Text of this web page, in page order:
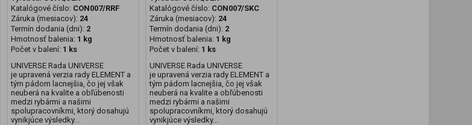
Katalógové číslo: CON007/RRF
Záruka (mesiacov): 24
Termín dodania (dni): 2
Hmotnosť balenia: 1 kg
Počet v balení: 1 ks
UNIVERSE Rada UNIVERSE
je upravená verzia rady ELEMENT a
tým pádom lacnejšia, čo jej však
neuberá na kvalite a obľúbenosti
medzi rybármi a našimi
spolupracovníkmi, ktorý dosahujú
vynikjúce výsledky...
Katalógové číslo: CON007/SKC
Záruka (mesiacov): 24
Termín dodania (dni): 2
Hmotnosť balenia: 1 kg
Počet v balení: 1 ks
UNIVERSE Rada UNIVERSE
je upravená verzia rady ELEMENT a
tým pádom lacnejšia, čo jej však
neuberá na kvalite a obľúbenosti
medzi rybármi a našimi
spolupracovníkmi, ktorý dosahujú
vynikjúce výsledky...